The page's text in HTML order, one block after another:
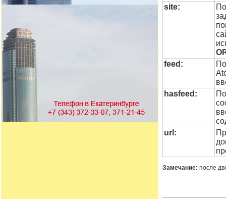
site:
feed:
hasfeed:
url:
Замечание: после